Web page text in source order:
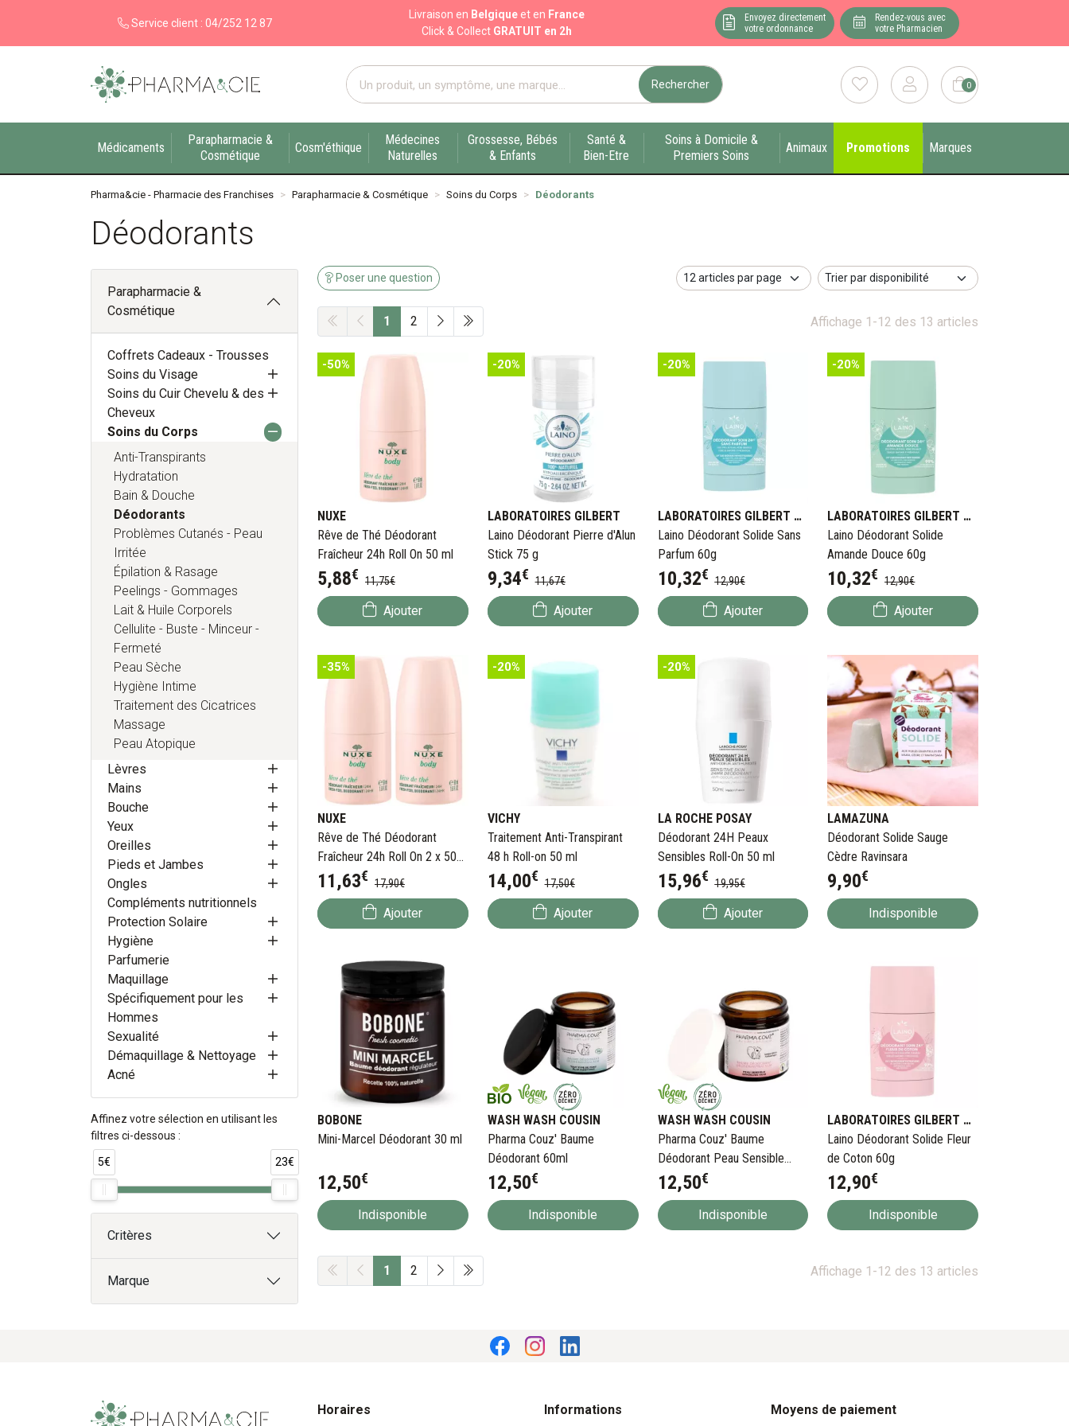
Service client : 04/252 12 87
Livraison en Belgique et en France
Click & Collect GRATUIT en 2h
Envoyez directement
votre ordonnance
Rendez-vous avec
votre Pharmacien
Pharma&cie - Pharmacie des Franchises Votre export pharmacie en ligne à votre service sur Liège 0
Rechercher
Médicaments
Parapharmacie &
Cosmétique
Cosm'éthique
Médecines
Naturelles
Grossesse, Bébés
& Enfants
Santé &
Bien-Etre
Soins à Domicile &
Premiers Soins
Animaux Promotions Marques
Pharma&cie - Pharmacie des Franchises Parapharmacie & Cosmétique Soins du Corps Déodorants
Déodorants
Poser une question
Affichage 1-12 des 13 articles
1 2
-50%
NUXE
Rêve de Thé Déodorant
Fraîcheur 24h Roll On 50 ml
5,88€ 11,75€
Ajouter
-20%
LABORATOIRES GILBERT
Laino Déodorant Pierre d'Alun
Stick 75 g
9,34€ 11,67€
Ajouter
-20%
LABORATOIRES GILBERT BENELUX
Laino Déodorant Solide Sans
Parfum 60g
10,32€ 12,90€
Ajouter
-20%
LABORATOIRES GILBERT BENELUX
Laino Déodorant Solide
Amande Douce 60g
10,32€ 12,90€
Ajouter
-35%
NUXE
Rêve de Thé Déodorant
Fraîcheur 24h Roll On 2 x 50
ml
11,63€ 17,90€
Ajouter
-20%
VICHY
Traitement Anti-Transpirant
48 h Roll-on 50 ml
14,00€ 17,50€
Ajouter
-20%
LA ROCHE POSAY
Déodorant 24H Peaux
Sensibles Roll-On 50 ml
15,96€ 19,95€
Ajouter
LAMAZUNA
Déodorant Solide Sauge
Cèdre Ravinsara
9,90€
Indisponible
BOBONE
Mini-Marcel Déodorant 30 ml
12,50€
Indisponible
WASH WASH COUSIN
Pharma Couz' Baume
Déodorant 60ml
12,50€
Indisponible
WASH WASH COUSIN
Pharma Couz' Baume
Déodorant Peau Sensible
60ml
12,50€
Indisponible
LABORATOIRES GILBERT BENELUX
Laino Déodorant Solide Fleur
de Coton 60g
12,90€
Indisponible
Affichage 1-12 des 13 articles
1 2
Parapharmacie &
Cosmétique
Coffrets Cadeaux - Trousses
Soins du Visage
Soins du Cuir Chevelu & des
Cheveux
Soins du Corps
Anti-Transpirants
Hydratation
Bain & Douche
Déodorants
Problèmes Cutanés - Peau
Irritée
Épilation & Rasage
Peelings - Gommages
Lait & Huile Corporels
Cellulite - Buste - Minceur -
Fermeté
Peau Sèche
Hygiène Intime
Traitement des Cicatrices
Massage
Peau Atopique
Lèvres
Mains
Bouche
Yeux
Oreilles
Pieds et Jambes
Ongles
Compléments nutritionnels
Protection Solaire
Hygiène
Parfumerie
Maquillage
Spécifiquement pour les
Hommes
Sexualité
Démaquillage & Nettoyage
Acné
Affinez votre sélection en utilisant les
filtres ci-dessous :
5€ 23€
Critères
Marque
Horaires Informations Moyens de paiement